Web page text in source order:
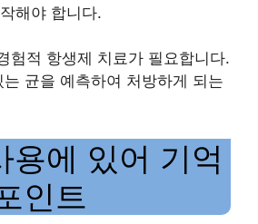
해야 합니다.
험적 항생제 치료가 필요합니다.
균을 예측하여 처방하게 되는
용에 있어 기억
인트